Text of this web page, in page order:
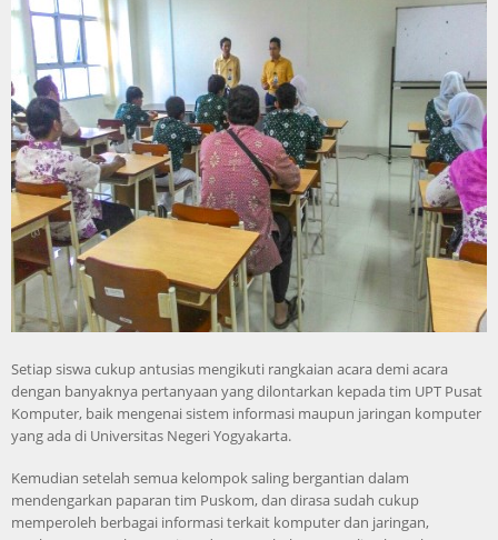
Setiap siswa cukup antusias mengikuti rangkaian acara demi acara
dengan banyaknya pertanyaan yang dilontarkan kepada tim UPT Pusat
Komputer, baik mengenai sistem informasi maupun jaringan komputer
yang ada di Universitas Negeri Yogyakarta.
Kemudian setelah semua kelompok saling bergantian dalam
mendengarkan paparan tim Puskom, dan dirasa sudah cukup
memperoleh berbagai informasi terkait komputer dan jaringan,